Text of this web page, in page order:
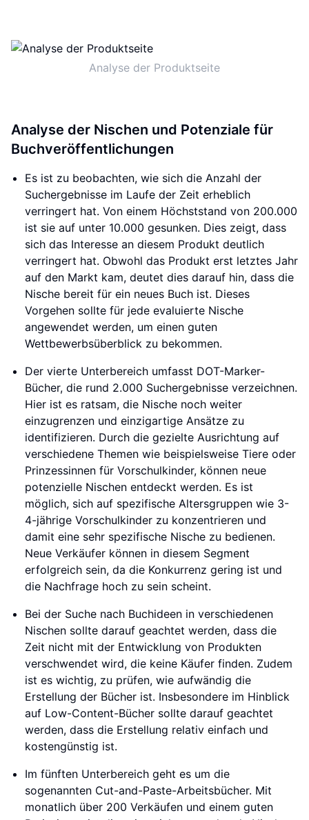
Analyse der Produktseite
Analyse der Nischen und Potenziale für
Buchveröffentlichungen
Es ist zu beobachten, wie sich die Anzahl der
Suchergebnisse im Laufe der Zeit erheblich
verringert hat. Von einem Höchststand von 200.000
ist sie auf unter 10.000 gesunken. Dies zeigt, dass
sich das Interesse an diesem Produkt deutlich
verringert hat. Obwohl das Produkt erst letztes Jahr
auf den Markt kam, deutet dies darauf hin, dass die
Nische bereit für ein neues Buch ist. Dieses
Vorgehen sollte für jede evaluierte Nische
angewendet werden, um einen guten
Wettbewerbsüberblick zu bekommen.
Der vierte Unterbereich umfasst DOT-Marker-
Bücher, die rund 2.000 Suchergebnisse verzeichnen.
Hier ist es ratsam, die Nische noch weiter
einzugrenzen und einzigartige Ansätze zu
identifizieren. Durch die gezielte Ausrichtung auf
verschiedene Themen wie beispielsweise Tiere oder
Prinzessinnen für Vorschulkinder, können neue
potenzielle Nischen entdeckt werden. Es ist
möglich, sich auf spezifische Altersgruppen wie 3-
4-jährige Vorschulkinder zu konzentrieren und
damit eine sehr spezifische Nische zu bedienen.
Neue Verkäufer können in diesem Segment
erfolgreich sein, da die Konkurrenz gering ist und
die Nachfrage hoch zu sein scheint.
Bei der Suche nach Buchideen in verschiedenen
Nischen sollte darauf geachtet werden, dass die
Zeit nicht mit der Entwicklung von Produkten
verschwendet wird, die keine Käufer finden. Zudem
ist es wichtig, zu prüfen, wie aufwändig die
Erstellung der Bücher ist. Insbesondere im Hinblick
auf Low-Content-Bücher sollte darauf geachtet
werden, dass die Erstellung relativ einfach und
kostengünstig ist.
Im fünften Unterbereich geht es um die
sogenannten Cut-and-Paste-Arbeitsbücher. Mit
monatlich über 200 Verkäufen und einem guten